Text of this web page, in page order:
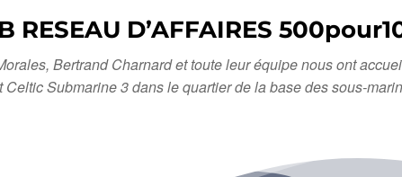
RESEAU D’AFFAIRES
Bertrand Charnard et toute leur équipe nous ont
Celtic Submarine 3 dans le quartier de la base des sous-